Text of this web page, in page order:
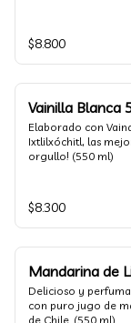
$8.800
Vainilla Blanca
Elaborado con
Ixtlilxóchitl, las
orgullo! (550 ml)
$8.300
Mandarina de
Delicioso y
con puro jugo de
de Chile. (550 ml)